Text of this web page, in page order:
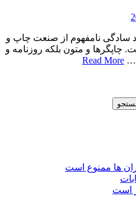
سادگی نامفهوم از صنعت چاپ و
چاپگرها و متون بلکه روزنامه و
…
Read More
ها ممنوع است
است